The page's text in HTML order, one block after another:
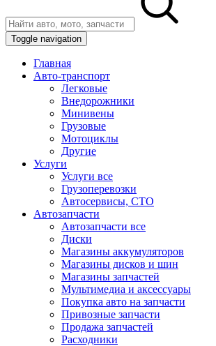
Toggle navigation
Главная
Авто-транспорт
Легковые
Внедорожники
Минивены
Грузовые
Мотоциклы
Другие
Услуги
Услуги все
Грузоперевозки
Автосервисы, СТО
Автозапчасти
Автозапчасти все
Диски
Магазины аккумуляторов
Магазины дисков и шин
Магазины запчастей
Мультимедиа и аксессуары
Покупка авто на запчасти
Привозные запчасти
Продажа запчастей
Расходники